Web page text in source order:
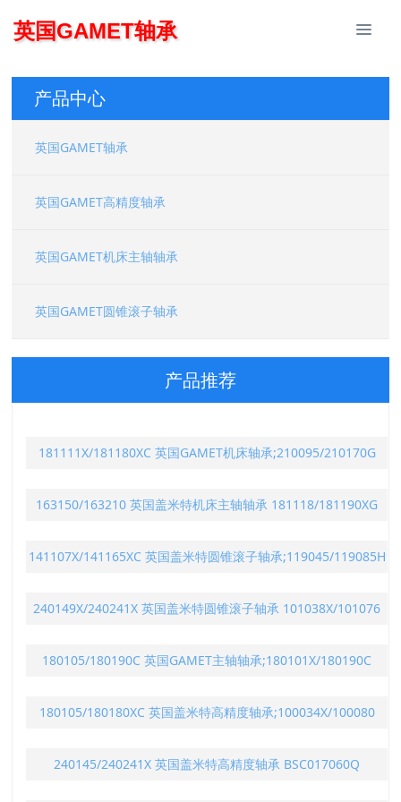
英国GAMET轴承
产品中心
英国GAMET轴承
英国GAMET高精度轴承
英国GAMET机床主轴轴承
英国GAMET圆锥滚子轴承
产品推荐
181111X/181180XC 英国GAMET机床轴承;210095/210170G
163150/163210 英国盖米特机床主轴轴承 181118/181190XG
141107X/141165XC 英国盖米特圆锥滚子轴承;119045/119085H
240149X/240241X 英国盖米特圆锥滚子轴承 101038X/101076
180105/180190C 英国GAMET主轴轴承;180101X/180190C
180105/180180XC 英国盖米特高精度轴承;100034X/100080
240145/240241X 英国盖米特高精度轴承 BSC017060Q